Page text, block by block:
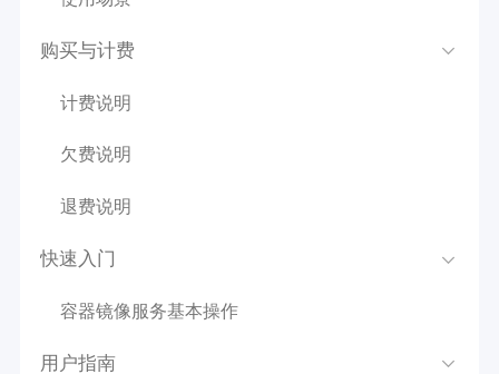
购买与计费
计费说明
欠费说明
退费说明
快速入门
容器镜像服务基本操作
用户指南